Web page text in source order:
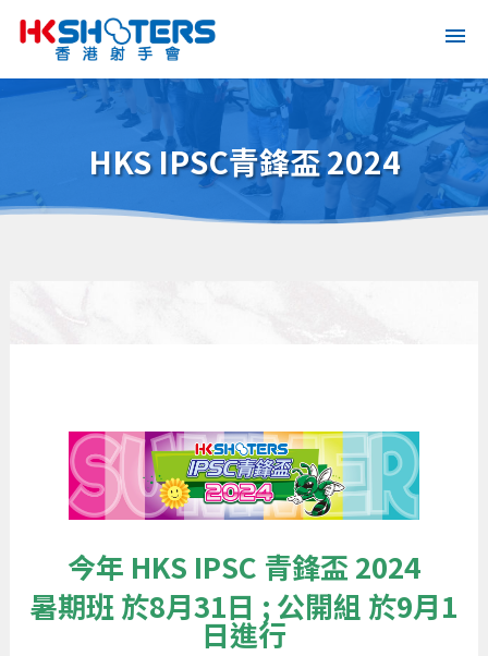
HKS IPSC青鋒盃 2024
今年 HKS IPSC 青鋒盃 2024
暑期班 於8月31日 ; 公開組 於9月1
日進行